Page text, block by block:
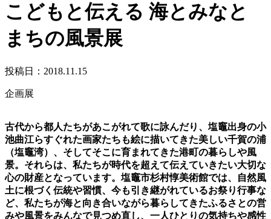
こどもと伝える 海とみなと
まちの風景展
投稿日：2018.11.15
企画展
古代から都人たちがあこがれて歌に詠んだり、塩竈出身の小
池曲江らすぐれた画家たちも絵に描いてきた美しい千賀の浦
（塩竈湾）、そしてそこに育まれてきた港町の暮らしや風
景。それらは、私たちが時代を超えて伝えていきたい大切な
心の財産となっています。塩竈市杉村惇美術館では、自然風
土に根づく伝統や習慣、今も引き継がれているお祭り行事な
ど、私たちが海と向き合いながら暮らしてきたふるさとの営
みや風景をみんなで見つめ直し、一人ひとりの気持ちや感性